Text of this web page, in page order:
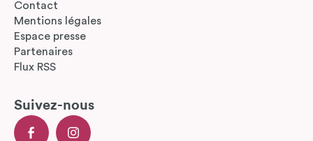
Contact
Mentions légales
Espace presse
Partenaires
Flux RSS
Suivez-nous